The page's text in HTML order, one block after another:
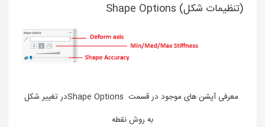
(تنظیمات شکل) Shape Options
معرفی آپشن های موجود در قسمت Shape Optionsدر تغییر شکل
به روش نقطه